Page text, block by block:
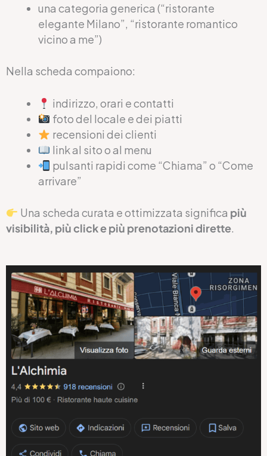
una categoria generica (“ristorante
elegante Milano”, “ristorante romantico
vicino a me”)
Nella scheda compaiono:
indirizzo, orari e contatti
foto del locale e dei piatti
recensioni dei clienti
link al sito o al menu
pulsanti rapidi come “Chiama” o “Come
arrivare”
Una scheda curata e ottimizzata significa più
visibilità, più click e più prenotazioni dirette.